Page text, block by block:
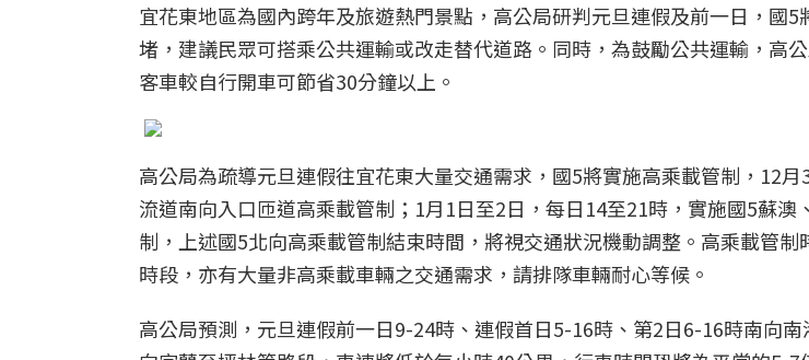
宜花東地區為國內跨年及旅遊熱門景點，高公局研判元旦連假及前一日，國
堵，建議民眾可搭乘公共運輸或改走替代道路。同時，為鼓勵公共運輸，高
客車較自行開車可節省30分鐘以上。
高公局為疏導元旦連假往宜花東大量交通需求，國5將實施高乘載管制，12
流道南向入口匝道高乘載管制；1月1日至2日，每日14至21時，實施國5蘇
制，上述國5北向高乘載管制結束時間，將視交通狀況機動調整。高乘載管
時段，亦有大量非高乘載車輛之交通需求，請排隊車輛耐心等候。
高公局預測，元旦連假前一日9-24時、連假首日5-16時、第2日6-16時南向